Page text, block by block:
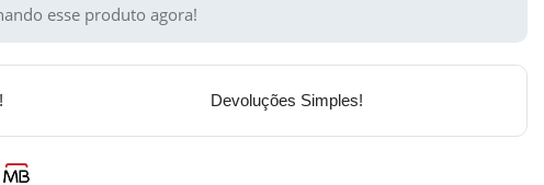
esse produto agora!
Devoluções Simples!